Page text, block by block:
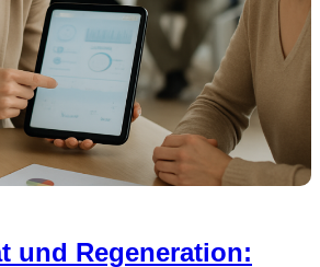
und Regeneration: